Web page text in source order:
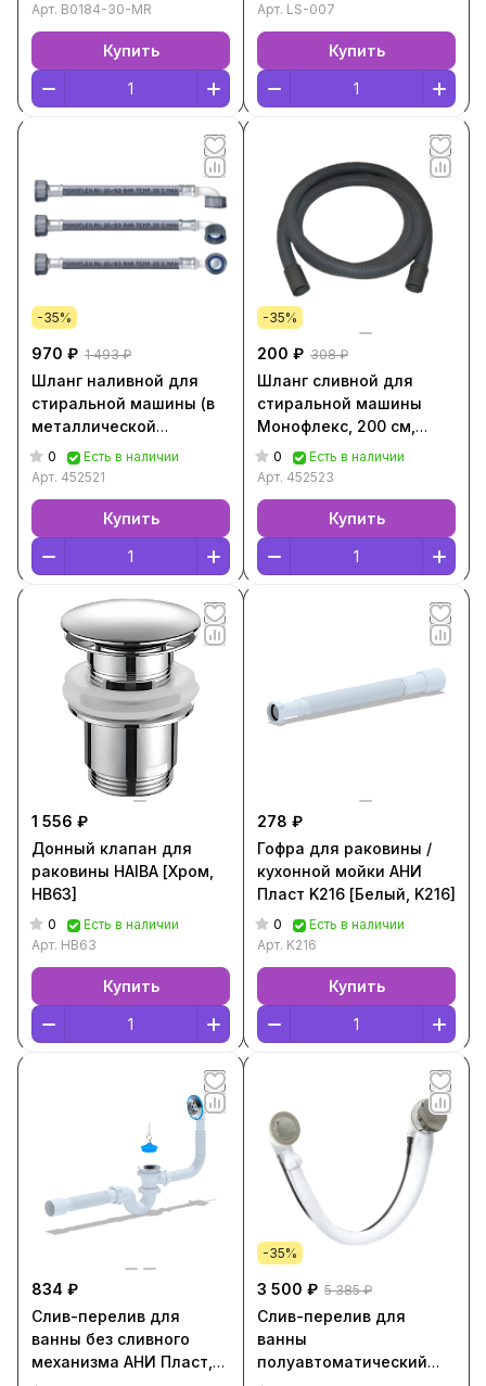
Арт. B0184-30-MR
Купить
Арт. LS-007
Купить
-35%
970 ₽ 1 493 ₽
Шланг наливной для
стиральной машины (в
металлической
оплетке) AQS 3/4 [500
см, Металлик, 452521]
0
Есть в наличии
Арт. 452521
Купить
-35%
200 ₽ 308 ₽
Шланг сливной для
стиральной машины
Монофлекс, 200 см,
[Серый, 452523]
0
Есть в наличии
Арт. 452523
Купить
1 556 ₽
Донный клапан для
раковины HAIBA [Хром,
HB63]
0
Есть в наличии
Арт. HB63
Купить
278 ₽
Гофра для раковины /
кухонной мойки АНИ
Пласт K216 [Белый, K216]
0
Есть в наличии
Арт. K216
Купить
834 ₽
Слив-перелив для
ванны без сливного
механизма АНИ Пласт,
-35%
3 500 ₽ 5 385 ₽
Слив-перелив для
ванны
полуавтоматический